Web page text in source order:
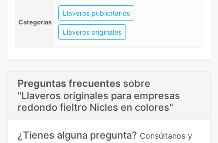
Categorias
Llaveros publicitarios
Llaveros originales
Preguntas frecuentes sobre
"Llaveros originales para empresas
redondo fieltro Nicles en colores"
¿Tienes alguna pregunta? Consúltanos y